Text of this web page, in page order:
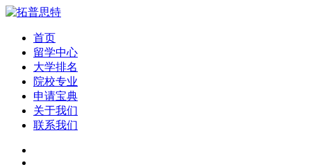
首页
留学中心
大学排名
院校专业
申请宝典
关于我们
联系我们